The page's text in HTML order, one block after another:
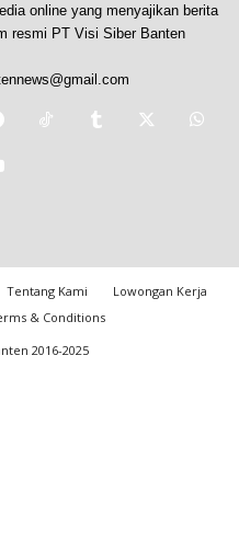
online yang menyajikan berita
resmi PT Visi Siber Banten
Tentang Kami
Lowongan Kerja
& Conditions
2016-2025